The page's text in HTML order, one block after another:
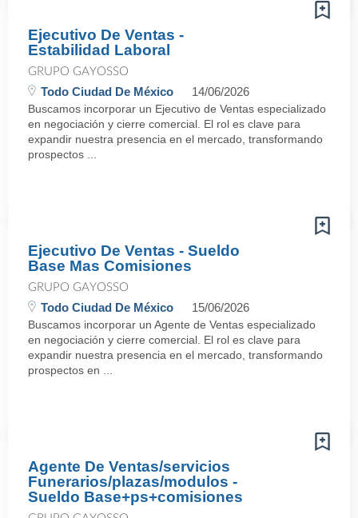
Ejecutivo De Ventas -
Estabilidad Laboral
GRUPO GAYOSSO
Todo Ciudad De México 14/06/2026
Buscamos incorporar un Ejecutivo de Ventas especializado
en negociación y cierre comercial. El rol es clave para
expandir nuestra presencia en el mercado, transformando
prospectos ...
Ejecutivo De Ventas - Sueldo
Base Mas Comisiones
GRUPO GAYOSSO
Todo Ciudad De México 15/06/2026
Buscamos incorporar un Agente de Ventas especializado
en negociación y cierre comercial. El rol es clave para
expandir nuestra presencia en el mercado, transformando
prospectos en ...
Agente De Ventas/servicios
Funerarios/plazas/modulos -
Sueldo Base+ps+comisiones